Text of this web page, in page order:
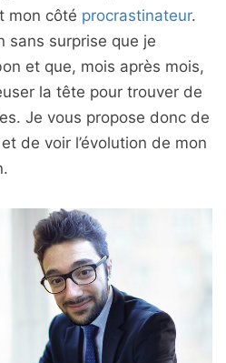
mon côté procrastinateur.
sans surprise que je
et que, mois après mois,
la tête pour trouver de
Je vous propose donc de
de voir l’évolution de mon